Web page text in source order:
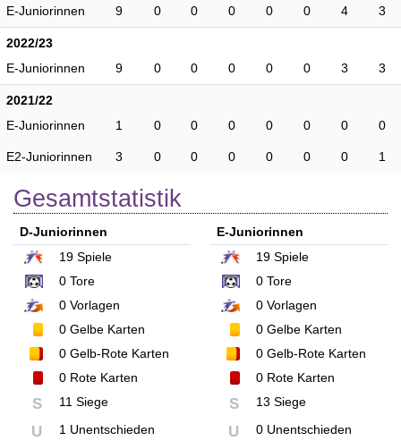
E-Juniorinnen
9 0 0 0 0 0 4 3
2022/23
E-Juniorinnen
9 0 0 0 0 0 3 3
2021/22
E-Juniorinnen
1 0 0 0 0 0 0 0
E2-Juniorinnen 3 0 0 0 0 0 0 1
Gesamtstatistik
D-Juniorinnen
19 Spiele
0 Tore
0 Vorlagen
0 Gelbe Karten
0 Gelb-Rote Karten
0 Rote Karten
S 11 Siege
U 1 Unentschieden
E-Juniorinnen
19Spiele
0Tore
0Vorlagen
0Gelbe Karten
0Gelb-Rote Karten
0Rote Karten
S 13 Siege
U 0 Unentschieden